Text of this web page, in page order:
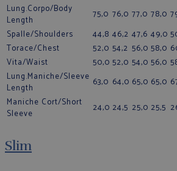
Lung.Corpo/Body
Length
75,0 76,0 77,0 78,0
Spalle/Shoulders
44,8 46,2 47,6 49,0
Torace/Chest
52,0 54,2 56,0 58,0
Vita/Waist
50,0 52,0 54,0 56,0
Lung.Maniche/Sleeve
Length
63,0 64,0 65,0 65,0
Maniche Cort/Short
Sleeve
24,0 24,5 25,0 25,5
Slim